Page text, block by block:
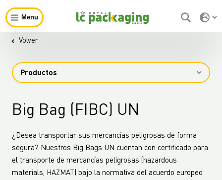
Menu
Volver
Productos
Big Bag (FIBC) UN
¿Desea transportar sus mercancías peligrosas de forma
segura? Nuestros Big Bags UN cuentan con certificado para
el transporte de mercancías peligrosas (hazardous
materials, HAZMAT) bajo la normativa del acuerdo europeo